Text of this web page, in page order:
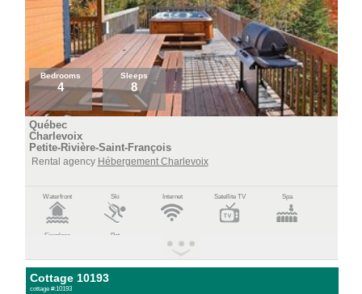
Bedrooms
4
Sleeps
8
Québec
Charlevoix
Petite-Rivière-Saint-François
Rental agency Hébergement Charlevoix
Waterfront Ski Internet Satellite TV Spa
Fireplace Pet
Cottage 10193
cottage #:10193